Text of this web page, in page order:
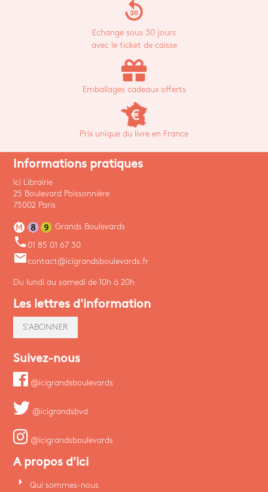
replay_30
Echange sous 30 jours
avec le ticket de caisse
Emballages cadeaux offerts
Prix unique du livre en France
Informations pratiques
Ici Librairie
25 Boulevard Poissonnière
75002 Paris
Grands Boulevards
phone 01 85 01 67 30
emailcontact@icigrandsboulevards.fr
Du lundi au samedi de 10h à 20h
Les lettres d'information
S'ABONNER
Suivez-nous
@icigrandsboulevards
@icigrandsbvd
@icigrandsboulevards
A propos d'ici
arrow_right Qui sommes-nous